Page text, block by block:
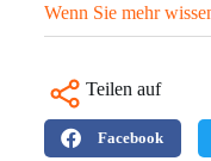
Wenn Sie mehr
Teilen auf
Facebook